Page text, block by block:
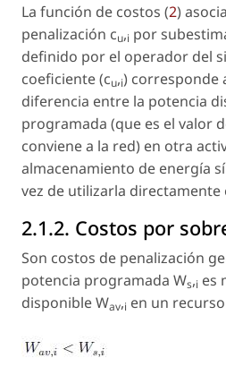
La función de costos (2)
penalización cu,i por
definido por el operador del
coeficiente (cu,i) corresponde
diferencia entre la potencia
programada (que es el valor
conviene a la red) en otra
almacenamiento de energía
vez de utilizarla directamente
2.1.2. Costos por
Son costos de penalización
potencia programada Ws,i es
disponible Wav,i en un